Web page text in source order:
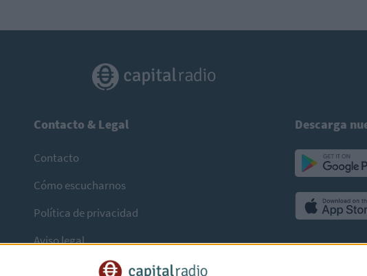
Contacto & Legal
Contacto
Cómo escucharnos
Política de privacidad
Aviso legal
Descarga